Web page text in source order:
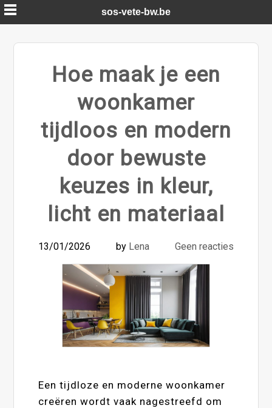
Skip
to
content
sos-vete-bw.be
Hoe maak je een
woonkamer
tijdloos en modern
door bewuste
keuzes in kleur,
licht en materiaal
13/01/2026 by Lena Geen reacties
Een tijdloze en moderne woonkamer
creëren wordt vaak nagestreefd om